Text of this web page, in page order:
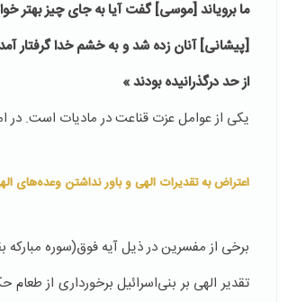
ما بروياند [موسى] گفت آيا به جاى چيز بهتر
[پيشانى] آنان زده شد و به خشم خدا گرفتار
از حد درگذرانيده بودند »
یکی از عوامل عزت قناعت در مادیات است. در
اعتراض به تقدیرات الهی و باور نداشتن وعده‌های
برخی از مفسرین در ذیل آیه فوق(سوره مبارکه بقره، آیه61) می‌گویند اعتراض به تدابیر و تقدیرات الهی
تقدیر الهی بر بنی‌اسرائیل برخورداری از